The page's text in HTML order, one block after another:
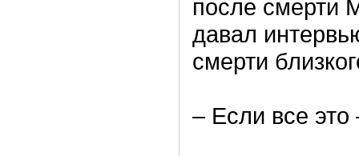
после смерти
давал
смерти
– Если все это